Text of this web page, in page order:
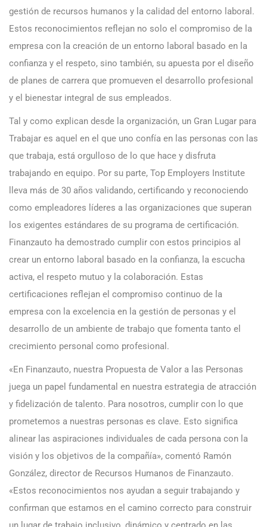
gestión de recursos humanos y la calidad del entorno laboral.
Estos reconocimientos reflejan no solo el compromiso de la
empresa con la creación de un entorno laboral basado en la
confianza y el respeto, sino también, su apuesta por el diseño
de planes de carrera que promueven el desarrollo profesional
y el bienestar integral de sus empleados.
Tal y como explican desde la organización, un Gran Lugar para
Trabajar es aquel en el que uno confía en las personas con las
que trabaja, está orgulloso de lo que hace y disfruta
trabajando en equipo. Por su parte, Top Employers Institute
lleva más de 30 años validando, certificando y reconociendo
como empleadores líderes a las organizaciones que superan
los exigentes estándares de su programa de certificación.
Finanzauto ha demostrado cumplir con estos principios al
crear un entorno laboral basado en la confianza, la escucha
activa, el respeto mutuo y la colaboración. Estas
certificaciones reflejan el compromiso continuo de la
empresa con la excelencia en la gestión de personas y el
desarrollo de un ambiente de trabajo que fomenta tanto el
crecimiento personal como profesional.
«En Finanzauto, nuestra Propuesta de Valor a las Personas
juega un papel fundamental en nuestra estrategia de atracción
y fidelización de talento. Para nosotros, cumplir con lo que
prometemos a nuestras personas es clave. Esto significa
alinear las aspiraciones individuales de cada persona con la
visión y los objetivos de la compañía», comentó Ramón
González, director de Recursos Humanos de Finanzauto.
«Estos reconocimientos nos ayudan a seguir trabajando y
confirman que estamos en el camino correcto para construir